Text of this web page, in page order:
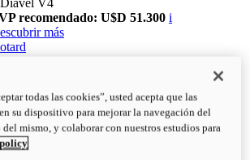
recomendado: U$D 51.300 i
más
todas las cookies”, usted acepta que las
su dispositivo para mejorar la navegación del
mismo, y colaborar con nuestros estudios para